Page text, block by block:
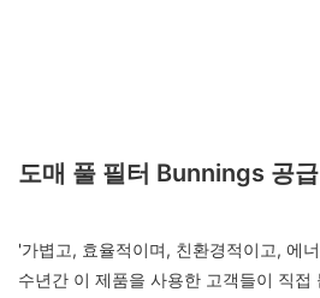
도매 풀 필터 Bunnings 공
'가볍고, 효율적이며, 친환경적이고, 에
수년간 이 제품을 사용한 고객들이 직접